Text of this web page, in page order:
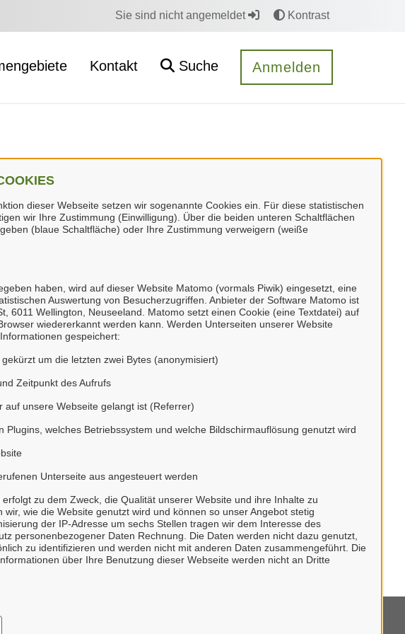
dieser Webseite setzen wir sogenannte Cookies ein. Für diese statistischen
wir Ihre Zustimmung (Einwilligung). Über die beiden unteren Schaltflächen
(blaue Schaltfläche) oder Ihre Zustimmung verweigern (weiße
haben, wird auf dieser Website Matomo (vormals Piwik) eingesetzt, eine
Auswertung von Besucherzugriffen. Anbieter der Software Matomo ist
6011 Wellington, Neuseeland. Matomo setzt einen Cookie (eine Textdatei) auf
wiedererkannt werden kann. Werden Unterseiten unserer Website
gespeichert:
um die letzten zwei Bytes (anonymisiert)
Zeitpunkt des Aufrufs
auf unsere Webseite gelangt ist (Referrer)
Plugins, welches Betriebssystem und welche Bildschirmauflösung genutzt wird
Unterseite aus angesteuert werden
zu dem Zweck, die Qualität unserer Website und ihre Inhalte zu
wie die Website genutzt wird und können so unser Angebot stetig
der IP-Adresse um sechs Stellen tragen wir dem Interesse des
personenbezogener Daten Rechnung. Die Daten werden nicht dazu genutzt,
zu identifizieren und werden nicht mit anderen Daten zusammengeführt. Die
über Ihre Benutzung dieser Webseite werden nicht an Dritte
Sie sind nicht angemeldet Kontrast
Kontakt Suche Anmelden